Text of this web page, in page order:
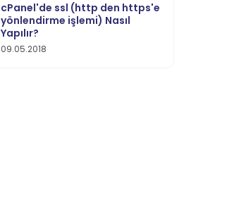
cPanel'de ssl (http den https'e
yönlendirme işlemi) Nasıl
Yapılır?
09.05.2018